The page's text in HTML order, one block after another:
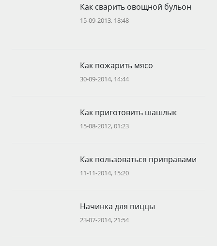
Как сварить овощной бульон
15-09-2013, 18:48
Как пожарить мясо
30-09-2014, 14:44
Как приготовить шашлык
15-08-2012, 01:23
Как пользоваться приправами
11-11-2014, 15:20
Начинка для пиццы
23-07-2014, 21:54